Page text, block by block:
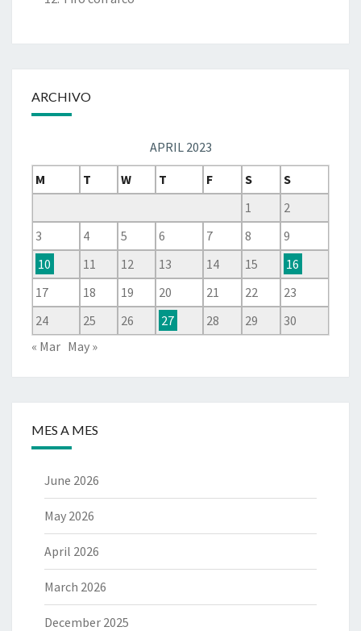
ARCHIVO
APRIL 2023
M
T W T F S
S
1
2
3
4 5 6 7 8
9
10
11 12 13 14 15
16
17
18 19 20 21 22
23
24
25 26 27 28 29
30
« Mar May »
MES A MES
June 2026
May 2026
April 2026
March 2026
December 2025